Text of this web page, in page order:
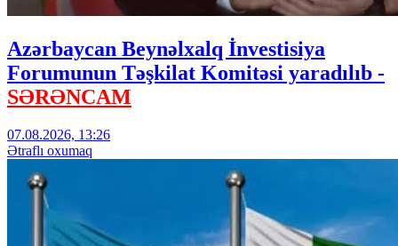
Azərbaycan Beynəlxalq İnvestisiya
Forumunun Təşkilat Komitəsi yaradılıb -
SƏRƏNCAM
07.08.2026, 13:26
Ətraflı oxumaq